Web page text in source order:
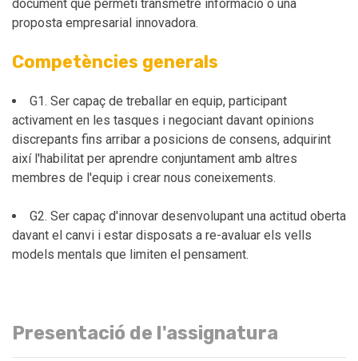
document que permeti transmetre informació o una
proposta empresarial innovadora.
Competències generals
G1. Ser capaç de treballar en equip, participant
activament en les tasques i negociant davant opinions
discrepants fins arribar a posicions de consens, adquirint
així l'habilitat per aprendre conjuntament amb altres
membres de l'equip i crear nous coneixements.
G2. Ser capaç d'innovar desenvolupant una actitud oberta
davant el canvi i estar disposats a re-avaluar els vells
models mentals que limiten el pensament.
Presentació de l'assignatura